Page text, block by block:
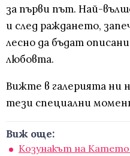
за първи път. Най-
и след раждането,
лесно да бъдат
любовта.
Вижте в галерията ни
тези специални
Виж още:
Козунакът на Катето